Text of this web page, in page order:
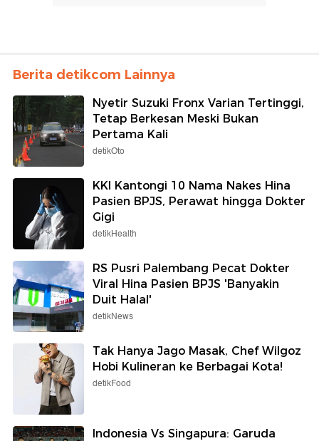
Berita detikcom Lainnya
Nyetir Suzuki Fronx Varian Tertinggi,
Tetap Berkesan Meski Bukan
Pertama Kali
detikOto
KKI Kantongi 10 Nama Nakes Hina
Pasien BPJS, Perawat hingga Dokter
Gigi
detikHealth
RS Pusri Palembang Pecat Dokter
Viral Hina Pasien BPJS 'Banyakin
Duit Halal'
detikNews
Tak Hanya Jago Masak, Chef Wilgoz
Hobi Kulineran ke Berbagai Kota!
detikFood
Indonesia Vs Singapura: Garuda